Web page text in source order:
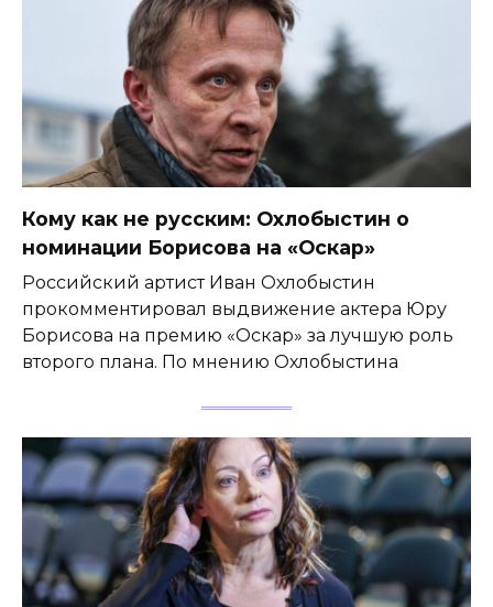
Кому как не русским: Охлобыстин о
номинации Борисова на «Оскар»
Российский артист Иван Охлобыстин
прокомментировал выдвижение актера Юру
Борисова на премию «Оскар» за лучшую роль
второго плана. По мнению Охлобыстина